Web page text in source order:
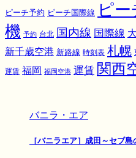
ピーチ予約 ピーチ国際線 ピ
機 予約 台北 国内線 国際線
新千歳空港 新路線 時刻表 札幌
運賃 福岡 福岡空港 運賃 関西
バニラ・エア
［バニラエア］成田～セブ